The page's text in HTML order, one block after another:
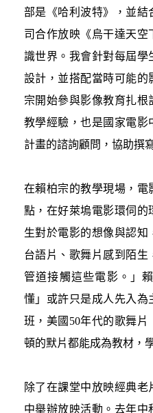
部是《哈利波特》，並結
司合作放映《烏干達天
識世界。我會針對每屆學
設計，並搭配當時可能的
宗開始參與影像教育扎根
教學經驗，也是國家電影
計畫的諮詢顧問，協助撰
在賴柏宗的教學現場，電
點，在好萊塢電影環伺的
生對於電影的想像與認知
台語片、歌舞片感到陌生
管道接觸這些電影。」
懂」或許只是成人先入為
班，美國50年代的歌舞
頓的默片都能成為教材，
除了在課堂中放映經典老
中舉辦放映活動。去年